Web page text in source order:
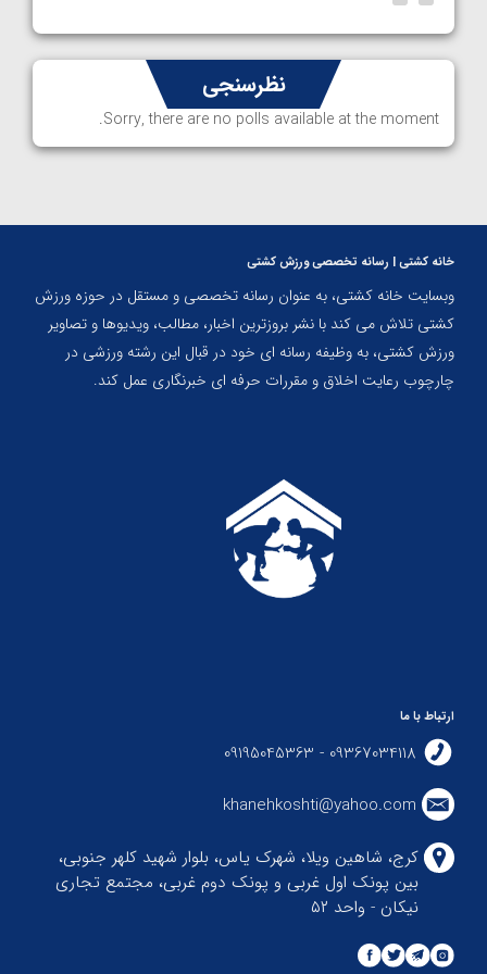
نظرسنجی
Sorry, there are no polls available at the moment.
خانه کشتی | رسانه تخصصی ورزش کشتی
وبسایت خانه کشتی، به عنوان رسانه تخصصی و مستقل در حوزه ورزش
کشتی تلاش می کند با نشر بروزترین اخبار، مطالب، ویدیوها و تصاویر
ورزش کشتی، به وظیفه رسانه ای خود در قبال این رشته ورزشی در
چارچوب رعایت اخلاق و مقررات حرفه ای خبرنگاری عمل کند.
ارتباط با ما
09367034118 - 09195045363
khanehkoshti@yahoo.com
کرج، شاهین ویلا، شهرک یاس، بلوار شهید کلهر جنوبی،
بین پونک اول غربی و پونک دوم غربی، مجتمع تجاری
نیکان - واحد ۵۲